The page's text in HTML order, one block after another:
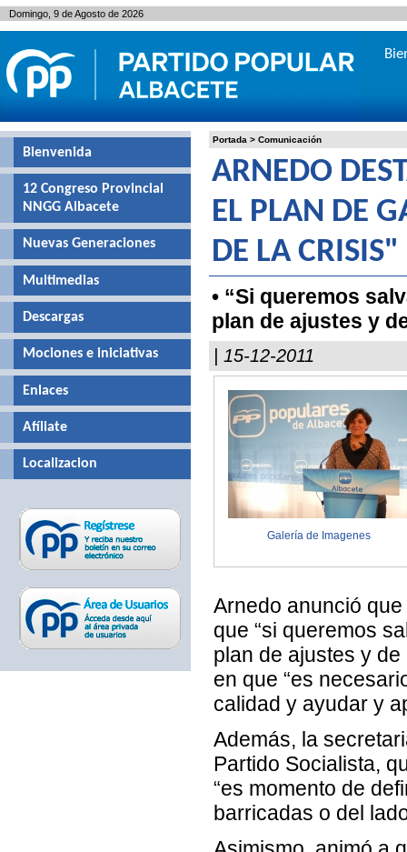
Portada > Comunicación
ARNEDO
EL PLAN DE
DE LA CRISIS"
• “Si queremos
plan de ajustes y
| 15-12-2011
Galería de Imagenes
Arnedo anunció
que “si queremos
plan de ajustes y
en que “es
calidad y ayudar y
Además, la
Partido Socialista,
“es momento de
barricadas o del
Bienvenida
12 Congreso Provincial
NNGG Albacete
Nuevas Generaciones
Multimedias
Descargas
Mociones e iniciativas
Enlaces
Afíliate
Localizacion
Domingo, 9 de Agosto de 2026